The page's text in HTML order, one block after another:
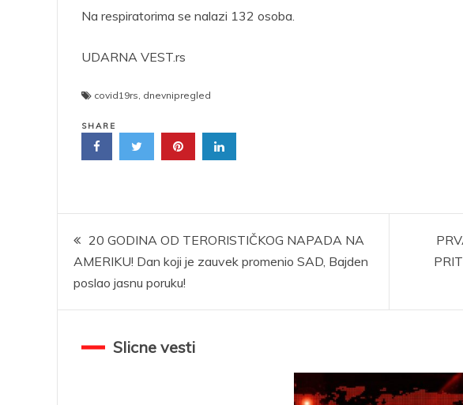
Na respiratorima se nalazi 132 osoba.
UDARNA VEST.rs
covid19rs, dnevnipregled
SHARE
Kretanje
članka
20 GODINA OD TERORISTIČKOG NAPADA NA
AMERIKU! Dan koji je zauvek promenio SAD, Bajden
poslao jasnu poruku!
Slicne vesti